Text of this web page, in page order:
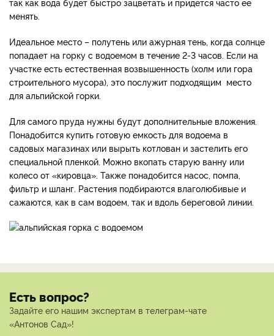
менять.
Идеальное место – полутень или ажурная тень, когда солнце
попадает на горку с водоемом в течение 2-3 часов. Если на
участке есть естественная возвышенность (холм или гора
строительного мусора), это послужит подходящим место
для альпийской горки.
Для самого пруда нужны будут дополнительные вложения.
Понадобится купить готовую емкость для водоема в
садовых магазинах или вырыть котлован и застелить его
специальной пленкой. Можно вкопать старую ванну или
колесо от «кировца». Также понадобится насос, помпа,
фильтр и шланг. Растения подбираются влаголюбивые и
сажаются, как в сам водоем, так и вдоль береговой линии.
Есть вопрос?
Задайте его нашим экспертам в телеграм-чате
«Антонов Сад»!